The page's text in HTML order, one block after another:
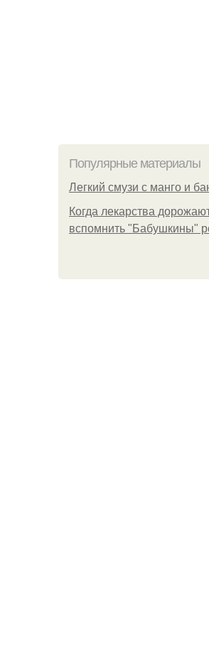
Популярные материалы
Легкий смузи с манго и
Когда лекарства
вспомнить "Бабушкины"